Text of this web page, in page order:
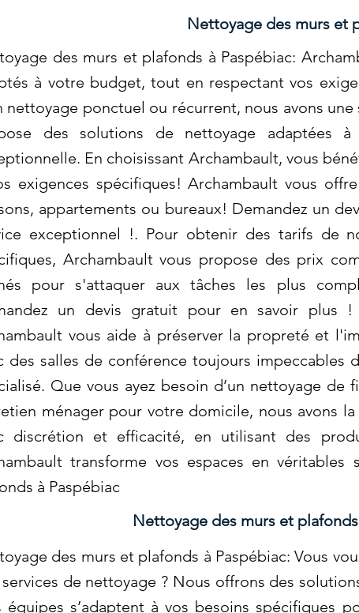
Nettoyage des murs et
des murs et plafonds à Paspébiac:
à votre budget, tout en respectant vos
nettoyage ponctuel ou récurrent, nous avons
des solutions de nettoyage adaptées
En choisissant Archambault, vous
exigences spécifiques! Archambault vous
appartements ou bureaux! Demandez un
exceptionnel !. Pour obtenir des tarifs de
Archambault vous propose des prix
pour s'attaquer aux tâches les plus
un devis gratuit pour en savoir plus
vous aide à préserver la propreté et
des salles de conférence toujours
Que vous ayez besoin d’un nettoyage
ménager pour votre domicile, nous avons
discrétion et efficacité, en utilisant des
transforme vos espaces en
à Paspébiac
Nettoyage des murs et
des murs et plafonds à Paspébiac: Vous
de nettoyage ? Nous offrons des
équipes s’adaptent à vos besoins spécifiques